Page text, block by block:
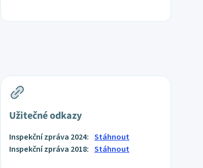
Užitečné odkazy
Inspekční zpráva 2024: Stáhnout
Inspekční zpráva 2018: Stáhnout